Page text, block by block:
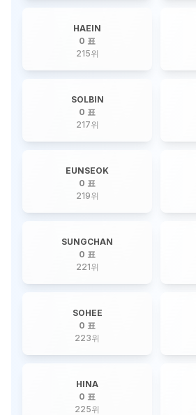
HAEIN
0 표
215위
SOLBIN
0 표
217위
EUNSEOK
0 표
219위
SUNGCHAN
0 표
221위
SOHEE
0 표
223위
HINA
0 표
225위